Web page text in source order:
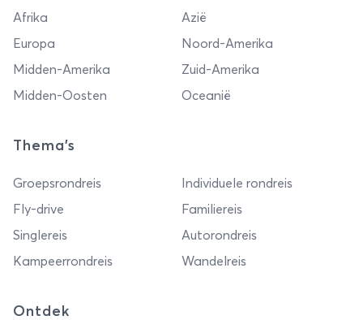
Afrika
Azië
Europa
Noord-Amerika
Midden-Amerika
Zuid-Amerika
Midden-Oosten
Oceanië
Thema's
Groepsrondreis
Individuele rondreis
Fly-drive
Familiereis
Singlereis
Autorondreis
Kampeerrondreis
Wandelreis
Ontdek